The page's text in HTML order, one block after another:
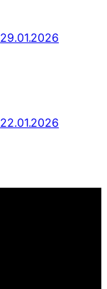
29.01.2026
22.01.2026